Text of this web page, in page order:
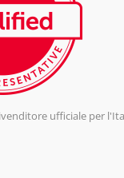
ufficiale per